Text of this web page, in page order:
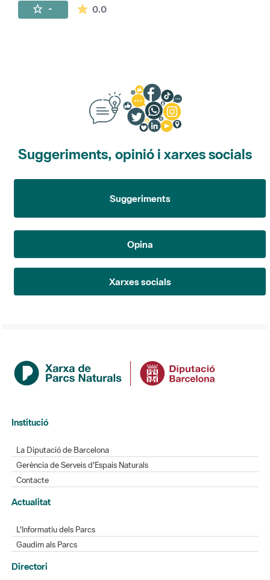
- 0.0La mitjana de les valoracions és de 0
Suggeriments, opinió i xarxes socials
Suggeriments
Opina
Xarxes socials
Institució
La Diputació de Barcelona
Gerència de Serveis d'Espais Naturals
Contacte
Actualitat
L'Informatiu dels Parcs
Gaudim als Parcs
Directori